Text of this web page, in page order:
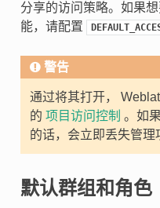
分享的访问策略。如果
能，请配置
警告
通过将其打开，
的 项目访问控制 。如
的话，会立即丢失管理
默认群组和角色